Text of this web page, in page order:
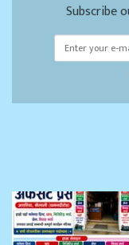
Subscribe